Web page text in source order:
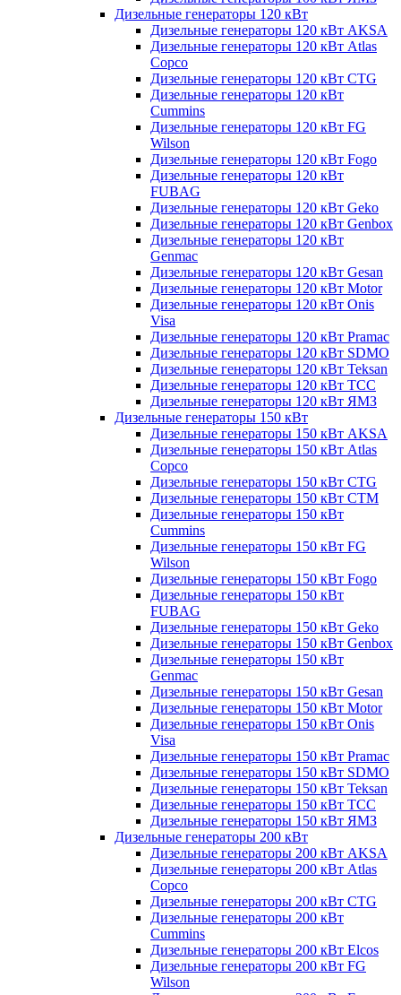
Дизельные генераторы 120 кВт
Дизельные генераторы 120 кВт AKSA
Дизельные генераторы 120 кВт Atlas
Copco
Дизельные генераторы 120 кВт CTG
Дизельные генераторы 120 кВт
Cummins
Дизельные генераторы 120 кВт FG
Wilson
Дизельные генераторы 120 кВт Fogo
Дизельные генераторы 120 кВт
FUBAG
Дизельные генераторы 120 кВт Geko
Дизельные генераторы 120 кВт Genbox
Дизельные генераторы 120 кВт
Genmac
Дизельные генераторы 120 кВт Gesan
Дизельные генераторы 120 кВт Motor
Дизельные генераторы 120 кВт Onis
Visa
Дизельные генераторы 120 кВт Pramac
Дизельные генераторы 120 кВт SDMO
Дизельные генераторы 120 кВт Teksan
Дизельные генераторы 120 кВт ТСС
Дизельные генераторы 120 кВт ЯМЗ
Дизельные генераторы 150 кВт
Дизельные генераторы 150 кВт AKSA
Дизельные генераторы 150 кВт Atlas
Copco
Дизельные генераторы 150 кВт CTG
Дизельные генераторы 150 кВт CTM
Дизельные генераторы 150 кВт
Cummins
Дизельные генераторы 150 кВт FG
Wilson
Дизельные генераторы 150 кВт Fogo
Дизельные генераторы 150 кВт
FUBAG
Дизельные генераторы 150 кВт Geko
Дизельные генераторы 150 кВт Genbox
Дизельные генераторы 150 кВт
Genmac
Дизельные генераторы 150 кВт Gesan
Дизельные генераторы 150 кВт Motor
Дизельные генераторы 150 кВт Onis
Visa
Дизельные генераторы 150 кВт Pramac
Дизельные генераторы 150 кВт SDMO
Дизельные генераторы 150 кВт Teksan
Дизельные генераторы 150 кВт ТСС
Дизельные генераторы 150 кВт ЯМЗ
Дизельные генераторы 200 кВт
Дизельные генераторы 200 кВт AKSA
Дизельные генераторы 200 кВт Atlas
Copco
Дизельные генераторы 200 кВт CTG
Дизельные генераторы 200 кВт
Cummins
Дизельные генераторы 200 кВт Elcos
Дизельные генераторы 200 кВт FG
Wilson